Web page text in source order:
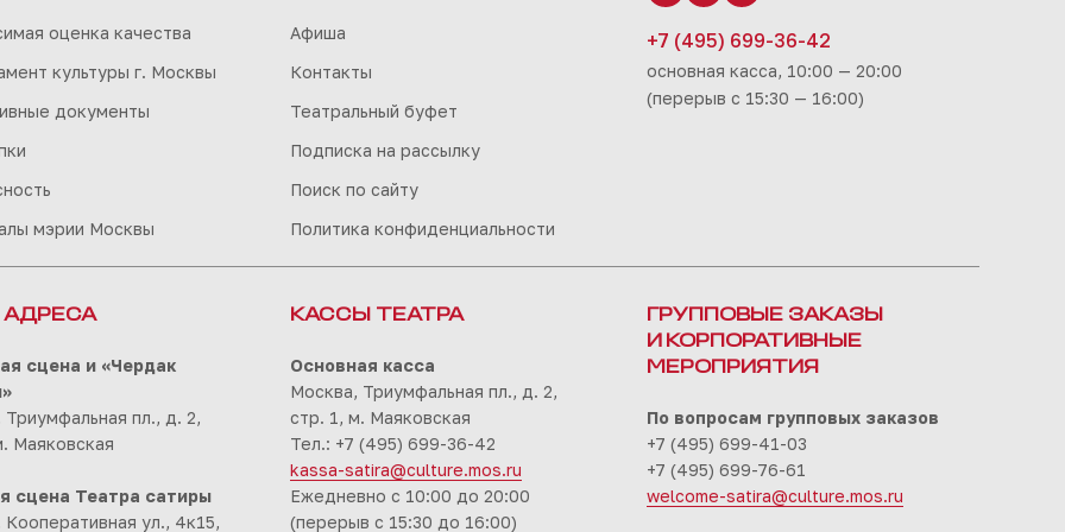
оценка качества
культуры г. Москвы
документы
мэрии Москвы
Афиша
Контакты
Театральный буфет
Подписка на рассылку
Поиск по сайту
Политика конфиденциальности
+7 (495) 699-36-42
основная касса, 10:00 — 20:00
(перерыв с 15:30 — 16:00)
сцена и «Чердак
пл., д. 2,
Маяковская
сцена Театра сатиры
ул., 4к15,
КАССЫ ТЕАТРА
Основная касса
Москва, Триумфальная пл., д. 2,
стр. 1, м. Маяковская
Тел.: +7 (495) 699-36-42
kassa-satira@culture.mos.ru
Ежедневно с 10:00 до 20:00
(перерыв с 15:30 до 16:00)
ГРУППОВЫЕ ЗАКАЗЫ
И КОРПОРАТИВНЫЕ
МЕРОПРИЯТИЯ
По вопросам групповых заказов
+7 (495) 699-41-03
+7 (495) 699-76-61
welcome-satira@culture.mos.ru